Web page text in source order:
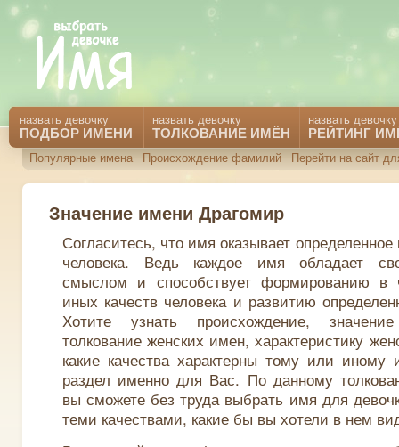
назвать девочку
ПОДБОР ИМЕНИ
назвать девочку
ТОЛКОВАНИЕ ИМЁН
назвать девочку
РЕЙТИНГ
Популярные имена Происхождение фамилий Перейти на сайт
Значение имени Драгомир
Согласитесь, что имя оказывает
человека. Ведь каждое имя обладает
смыслом и способствует формированию в
иных качеств человека и развитию
Хотите узнать происхождение,
толкование женских имен, характеристику
какие качества характерны тому или иному
раздел именно для Вас. По данному
вы сможете без труда выбрать имя для
теми качествами, какие бы вы хотели в нем